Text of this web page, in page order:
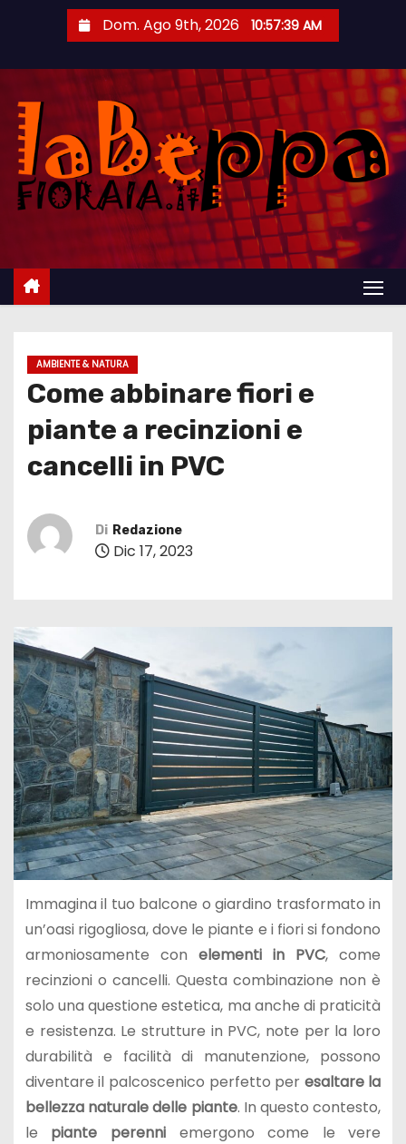
t
Dom. Ago 9th, 2026 10:57:40 AM
AMBIENTE & NATURA
Come abbinare fiori e
piante a recinzioni e
cancelli in PVC
Di Redazione
Dic 17, 2023
Immagina il tuo balcone o giardino trasformato in
un’oasi rigogliosa, dove le piante e i fiori si fondono
armoniosamente con elementi in PVC, come
recinzioni o cancelli. Questa combinazione non è
solo una questione estetica, ma anche di praticità
e resistenza. Le strutture in PVC, note per la loro
durabilità e facilità di manutenzione, possono
diventare il palcoscenico perfetto per esaltare la
bellezza naturale delle piante. In questo contesto,
le piante perenni emergono come le vere